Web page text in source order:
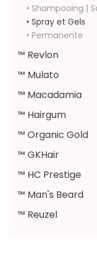
• Shampooing |
• Spray et Gels
• Permanente
™ Revlon
™ Mulato
™ Macadamia
™ Hairgum
™ Organic Gold
™ GKHair
™ HC Prestige
™ Man's Beard
™ Reuzel